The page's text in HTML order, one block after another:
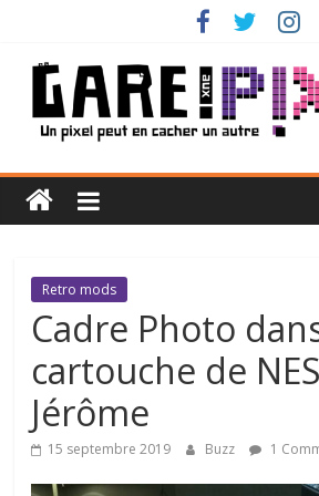
contenu
Gare
aux
Pixels
Un
pixel
peut
en
cacher
un
Retro mods
Cadre Photo
cartouche de
Jérôme
15 septembre 2019 Buzz 1